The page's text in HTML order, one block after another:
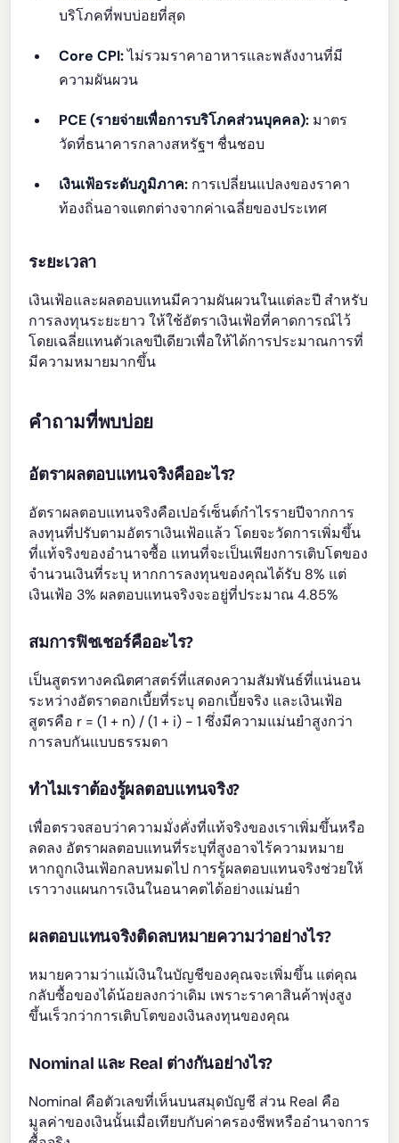
บริโภคที่พบบ่อยที่สุด
Core CPI:ไม่รวมราคาอาหารและพลังงานที่มี
ความผันผวน
PCE (รายจ่ายเพื่อการบริโภคส่วนบุคคล): มาตร
วัดที่ธนาคารกลางสหรัฐฯ ชื่นชอบ
เงินเฟ้อระดับภูมิภาค: การเปลี่ยนแปลงของราคา
ท้องถิ่นอาจแตกต่างจากค่าเฉลี่ยของประเทศ
ระยะเวลา
เงินเฟ้อและผลตอบแทนมีความผันผวนในแต่ละปี สำหรับ
การลงทุนระยะยาว ให้ใช้อัตราเงินเฟ้อที่คาดการณ์ไว้
โดยเฉลี่ยแทนตัวเลขปีเดียวเพื่อให้ได้การประมาณการที่
มีความหมายมากขึ้น
คำถามที่พบบ่อย
อัตราผลตอบแทนจริงคืออะไร?
อัตราผลตอบแทนจริงคือเปอร์เซ็นต์กำไรรายปีจากการ
ลงทุนที่ปรับตามอัตราเงินเฟ้อแล้ว โดยจะวัดการเพิ่มขึ้น
ที่แท้จริงของอำนาจซื้อ แทนที่จะเป็นเพียงการเติบโตของ
จำนวนเงินที่ระบุ หากการลงทุนของคุณได้รับ 8% แต่
เงินเฟ้อ 3% ผลตอบแทนจริงจะอยู่ที่ประมาณ 4.85%
สมการฟิชเชอร์คืออะไร?
เป็นสูตรทางคณิตศาสตร์ที่แสดงความสัมพันธ์ที่แน่นอน
ระหว่างอัตราดอกเบี้ยที่ระบุ ดอกเบี้ยจริง และเงินเฟ้อ
สูตรคือ r = (1 + n) / (1 + i) - 1 ซึ่งมีความแม่นยำสูงกว่า
การลบกันแบบธรรมดา
ทำไมเราต้องรู้ผลตอบแทนจริง?
เพื่อตรวจสอบว่าความมั่งคั่งที่แท้จริงของเราเพิ่มขึ้นหรือ
ลดลง อัตราผลตอบแทนที่ระบุที่สูงอาจไร้ความหมาย
หากถูกเงินเฟ้อกลบหมดไป การรู้ผลตอบแทนจริงช่วยให้
เราวางแผนการเงินในอนาคตได้อย่างแม่นยำ
ผลตอบแทนจริงติดลบหมายความว่าอย่างไร?
หมายความว่าแม้เงินในบัญชีของคุณจะเพิ่มขึ้น แต่คุณ
กลับซื้อของได้น้อยลงกว่าเดิม เพราะราคาสินค้าพุ่งสูง
ขึ้นเร็วกว่าการเติบโตของเงินลงทุนของคุณ
Nominal และ Real ต่างกันอย่างไร?
Nominal คือตัวเลขที่เห็นบนสมุดบัญชี ส่วน Real คือ
มูลค่าของเงินนั้นเมื่อเทียบกับค่าครองชีพหรืออำนาจการ